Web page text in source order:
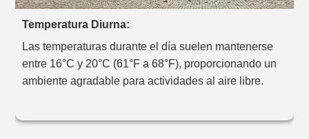
Temperatura Diurna:
Las temperaturas durante el día suelen mantenerse
entre 16°C y 20°C (61°F a 68°F), proporcionando un
ambiente agradable para actividades al aire libre.